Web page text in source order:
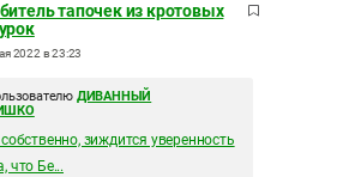
тапочек из кротовых
2022 в 23:23
ДИВАННЫЙ
зиждится уверенность
что Бе...